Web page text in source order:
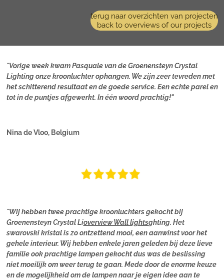
terug naar overzichten van projecten
back to overviews of our projects
"Vorige week kwam Pasquale van de Groenensteyn Crystal
Lighting onze kroonluchter ophangen. We zijn zeer tevreden met
het schitterend resultaat en de goede service. Een echte parel en
tot in de puntjes afgewerkt. In één woord prachtig!"
Nina de Vloo, Belgium
"Wij hebben twee prachtige kroonluchters gekocht bij
Groenensteyn Crystal Lioverview Wall lightsghting. Het
swarovski kristal is zo ontzettend mooi, een aanwinst voor het
gehele interieur. Wij hebben enkele jaren geleden bij deze lieve
familie ook prachtige lampen gekocht dus was de beslissing
niet moeilijk om weer terug te gaan. Mede door de enorme keuze
en de mogelijkheid om de lampen naar je eigen idee aan te